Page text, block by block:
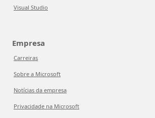
Visual Studio
Empresa
Carreiras
Sobre a Microsoft
Notícias da empresa
Privacidade na Microsoft